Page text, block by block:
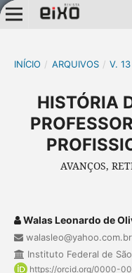
INÍCIO / ARQUIVOS / V.
HISTÓRIA
AVANÇOS,
Walas Leonardo de
walasleo@yahoo.com.br
Instituto Federal de
https://orcid.org/0000-